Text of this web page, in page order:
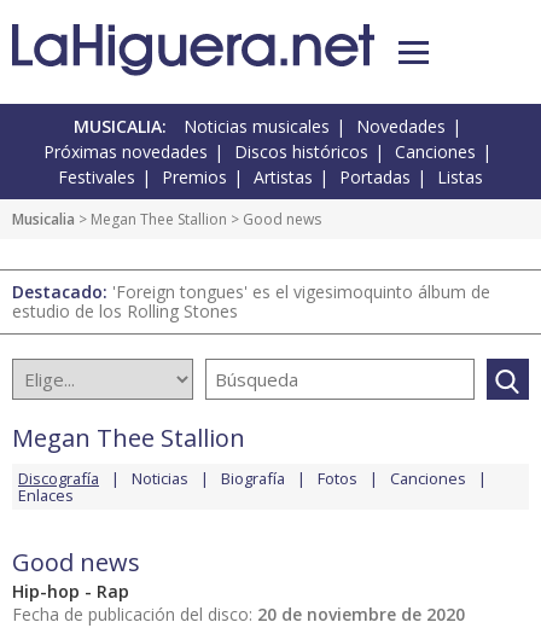
MUSICALIA: Noticias musicales
Novedades
Próximas novedades
Discos históricos
Canciones
Festivales
Premios Artistas Portadas Listas
Musicalia > Megan Thee Stallion > Good news
Destacado: 'Foreign tongues' es el vigesimoquinto álbum de
estudio de los Rolling Stones
Megan Thee Stallion
Discografía Noticias Biografía Fotos Canciones
Enlaces
Good news
Hip-hop - Rap
Fecha de publicación del disco: 20 de noviembre de 2020